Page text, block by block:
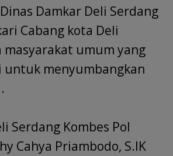
Damkar Deli Serdang
Cabang kota Deli
masyarakat umum yang
menyumbangkan
Serdang Kombes Pol
Cahya Priambodo, S.IK